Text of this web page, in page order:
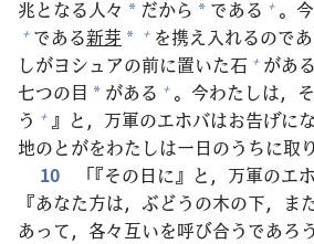
兆となる人々 * だから * である + 。 今
+ である新芽 * + を携え入れるのであ
しがヨシュアの前に置いた石 + があ
七つの目 * がある + 。 今わたしは，
う + 』と， 万軍のエホバはお告げに
地のとがをわたしは一日のうちに取り
10
「『その日に』と， 万軍のエ
『あなた方は，ぶどうの木の下，ま
あって， 各々互いを呼び合うであろう